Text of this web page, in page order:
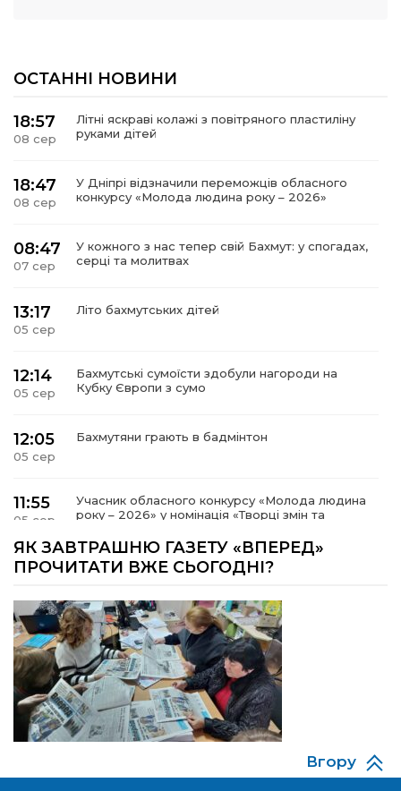
ОСТАННІ НОВИНИ
18:57
08 сер
Літні яскраві колажі з повітряного пластиліну
руками дітей
18:47
08 сер
У Дніпрі відзначили переможців обласного
конкурсу «Молода людина року – 2026»
08:47
07 сер
У кожного з нас тепер свій Бахмут: у спогадах,
серці та молитвах
13:17
05 сер
Літо бахмутських дітей
12:14
05 сер
Бахмутські сумоїсти здобули нагороди на
Кубку Європи з сумо
12:05
05 сер
Бахмутяни грають в бадмінтон
11:55
05 сер
Учасник обласного конкурсу «Молода людина
року – 2026» у номінація «Творці змін та
15:18
Мобільні клініки надали медичну допомогу 4
09:27
03 сер
ВПО можуть не платити за частину
комунальних послуг: про що йдеться
14:12
01 сер
Досі ВПО? Юристка розповіла, коли
переселенці втрачають виплати та статус
внутрішньо переміщеної особи
14:04
ЯК ЗАВТРАШНЮ ГАЗЕТУ «ВПЕРЕД»
ПРОЧИТАТИ ВЖЕ СЬОГОДНІ?
Вгору